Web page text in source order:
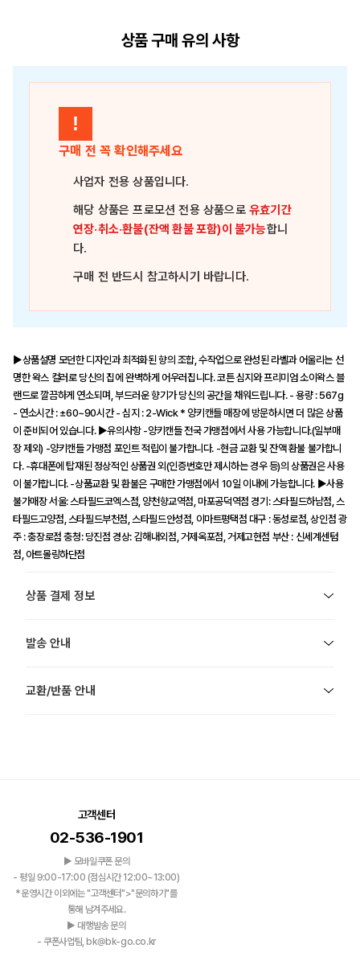
상품 구매 유의 사항
!
구매 전 꼭 확인해주세요
사업자 전용 상품입니다.
해당 상품은프로모션 전용 상품으로유효기간
연장·취소·환불(잔액 환불 포함)이 불가능합니
다.
구매 전 반드시 참고하시기 바랍니다.
▶상품설명 모던한 디자인과 최적화된 향의 조합, 수작업으로 완성된 라벨과 어울리는 선
명한 왁스 컬러로 당신의 집에 완벽하게 어우러집니다. 코튼 심지와 프리미엄 소이왁스 블
랜드로 깔끔하게 연소되며, 부드러운 향기가 당신의 공간을 채워드립니다. - 용량 : 567g
- 연소시간 : ±60~90시간 - 심지 : 2-Wick * 양키캔들 매장에 방문하시면 더 많은 상품
이 준비되어 있습니다. ▶유의사항 -양키캔들 전국 가맹점에서 사용 가능합니다.(일부매
장 제외) -양키캔들 가맹점 포인트 적립이 불가합니다. -현금 교환 및 잔액 환불 불가합니
다. -휴대폰에 탑재된 정상적인 상품권 외(인증번호만 제시하는 경우 등)의 상품권은 사용
이 불가합니다. -상품교환 및 환불은 구매한 가맹점에서 10일 이내에 가능합니다. ▶사용
불가매장 서울: 스타필드코엑스점, 양천향교역점, 마포공덕역점 경기: 스타필드하남점, 스
타필드고양점, 스타필드부천점, 스타필드안성점, 이마트평택점 대구 : 동성로점, 상인점 광
주 : 충장로점 충청: 당진점 경상: 김해내외점, 거제옥포점, 거제고현점 부산 : 신세계센텀
점, 아트몰링하단점
상품 결제 정보
발송 안내
교환/반품 안내
고객센터
02-536-1901
▶ 모바일쿠폰 문의
- 평일 9:00-17:00 (점심시간 12:00~13:00)
*운영시간 이외에는 "고객센터">"문의하기"를
통해 남겨주세요.
▶ 대행발송 문의
- 쿠폰사업팀, bk@bk-go.co.kr